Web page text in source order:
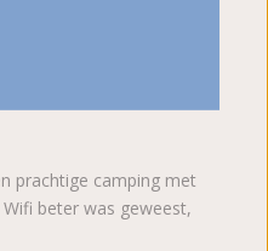
prachtige camping met
beter was geweest,